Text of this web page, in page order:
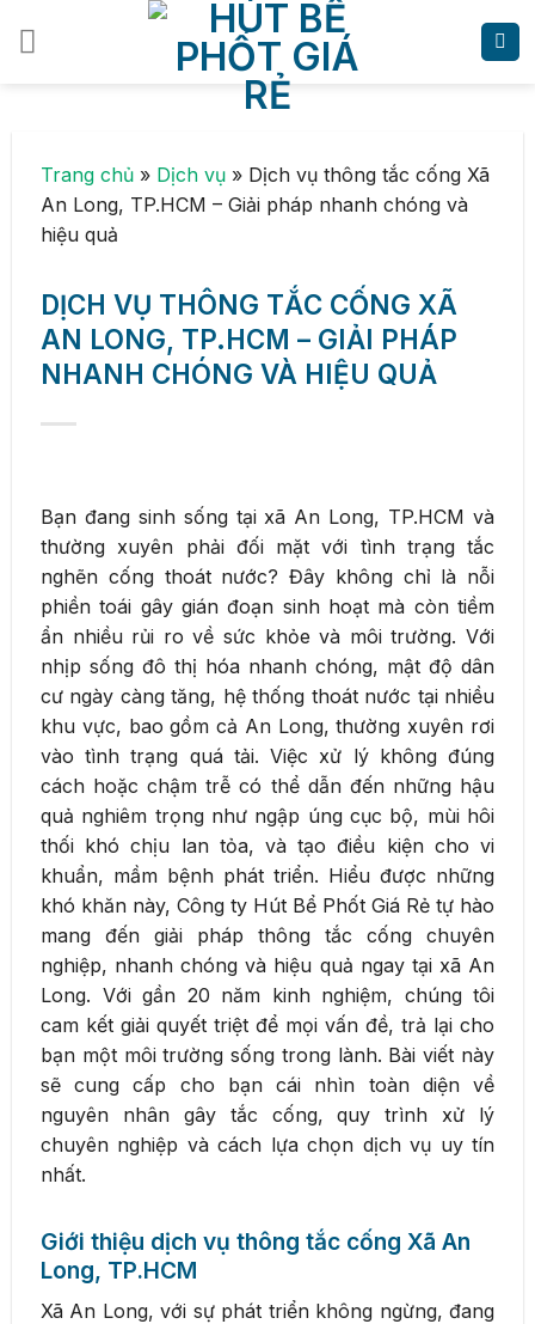
Trang chủ » Dịch vụ » Dịch vụ thông tắc cống Xã
An Long, TP.HCM – Giải pháp nhanh chóng và
hiệu quả
DỊCH VỤ THÔNG TẮC CỐNG XÃ
AN LONG, TP.HCM – GIẢI PHÁP
NHANH CHÓNG VÀ HIỆU QUẢ
Bạn đang sinh sống tại xã An Long, TP.HCM và
thường xuyên phải đối mặt với tình trạng tắc
nghẽn cống thoát nước? Đây không chỉ là nỗi
phiền toái gây gián đoạn sinh hoạt mà còn tiềm
ẩn nhiều rủi ro về sức khỏe và môi trường. Với
nhịp sống đô thị hóa nhanh chóng, mật độ dân
cư ngày càng tăng, hệ thống thoát nước tại nhiều
khu vực, bao gồm cả An Long, thường xuyên rơi
vào tình trạng quá tải. Việc xử lý không đúng
cách hoặc chậm trễ có thể dẫn đến những hậu
quả nghiêm trọng như ngập úng cục bộ, mùi hôi
thối khó chịu lan tỏa, và tạo điều kiện cho vi
khuẩn, mầm bệnh phát triển. Hiểu được những
khó khăn này, Công ty Hút Bể Phốt Giá Rẻ tự hào
mang đến giải pháp thông tắc cống chuyên
nghiệp, nhanh chóng và hiệu quả ngay tại xã An
Long. Với gần 20 năm kinh nghiệm, chúng tôi
cam kết giải quyết triệt để mọi vấn đề, trả lại cho
bạn một môi trường sống trong lành. Bài viết này
sẽ cung cấp cho bạn cái nhìn toàn diện về
nguyên nhân gây tắc cống, quy trình xử lý
chuyên nghiệp và cách lựa chọn dịch vụ uy tín
nhất.
Giới thiệu dịch vụ thông tắc cống Xã An
Long, TP.HCM
Xã An Long, với sự phát triển không ngừng, đang